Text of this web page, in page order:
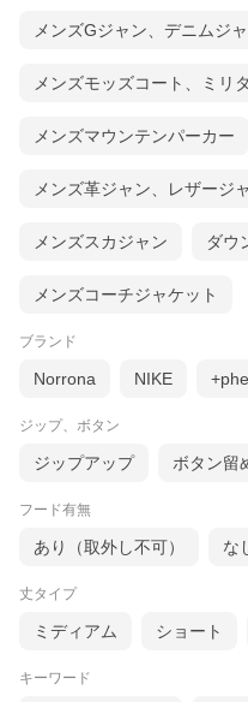
メンズGジャン、デニムジ
メンズモッズコート、ミリ
メンズマウンテンパーカー
メンズ革ジャン、レザージ
メンズスカジャン ダウ
メンズコーチジャケット
ブランド
Norrona NIKE
ジップ、ボタン
ジップアップ ボタン留
フード有無
あり（取外し不可） な
丈タイプ
ミディアム ショート
キーワード